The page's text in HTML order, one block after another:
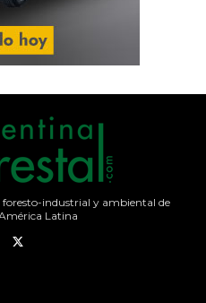
industrial y ambiental de
Latina